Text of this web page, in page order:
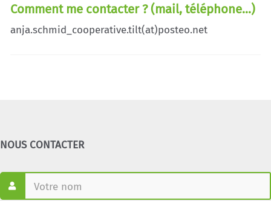
Comment me contacter ? (mail, téléphone...)
anja.schmid_cooperative.tilt(at)posteo.net
NOUS CONTACTER